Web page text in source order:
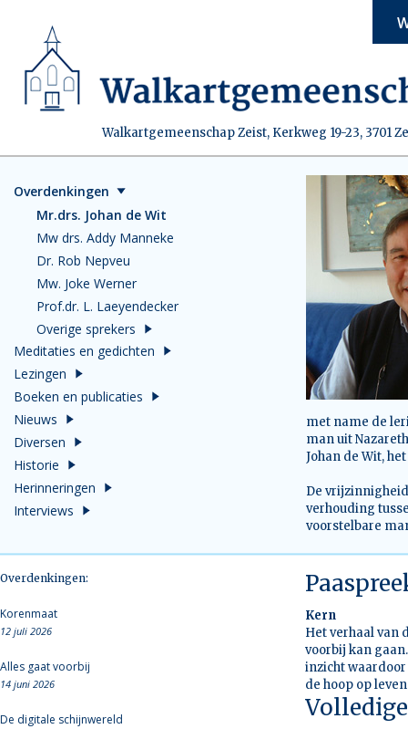
Walkartgemeenschap Zeist, Kerkweg 19-23, 3701
Overdenkingen
Mr.drs. Johan de Wit
Mw drs. Addy Manneke
Dr. Rob Nepveu
Mw. Joke Werner
Prof.dr. L. Laeyendecker
Overige sprekers
Meditaties en gedichten
Lezingen
Boeken en publicaties
Nieuws
Diversen
Historie
Herinneringen
Interviews
met name de
man uit
Johan de Wit,
De
verhouding
voorstelbare
Overdenkingen:
Korenmaat
12 juli 2026
Alles gaat voorbij
14 juni 2026
De digitale schijnwereld
Kern
Het verhaal van
voorbij kan
inzicht
de hoop op